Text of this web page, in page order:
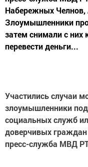
Набережных Челнов,
Злоумышленники
затем снимали с
перевести деньги...
Участились случаи
злоумышленники
социальных служб
доверчивых
пресс-служба МВД